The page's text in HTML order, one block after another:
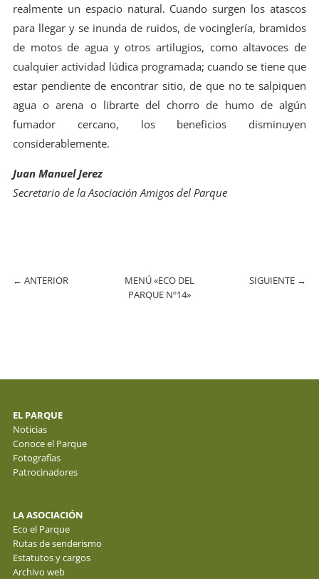
realmente un espacio natural. Cuando surgen los atascos
para llegar y se inunda de ruidos, de vocinglería, bramidos
de motos de agua y otros artilugios, como altavoces de
cualquier actividad lúdica programada; cuando se tiene que
estar pendiente de encontrar sitio, de que no te salpiquen
agua o arena o librarte del chorro de humo de algún
fumador cercano, los beneficios disminuyen
considerablemente.
Juan Manuel Jerez
Secretario de la Asociación Amigos del Parque
← ANTERIOR
MENÚ «ECO DEL
PARQUE Nº14»
SIGUIENTE →
EL PARQUE
Noticias
Conoce el Parque
Fotografías
Patrocinadores
LA ASOCIACIÓN
Eco el Parque
Rutas de senderismo
Estatutos y cargos
Archivo web